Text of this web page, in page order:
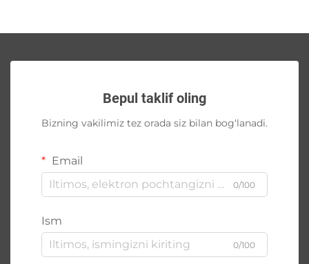
Bepul taklif oling
Bizning vakilimiz tez orada siz bilan bog‘lanadi.
Email
0/100
Ism
0/100